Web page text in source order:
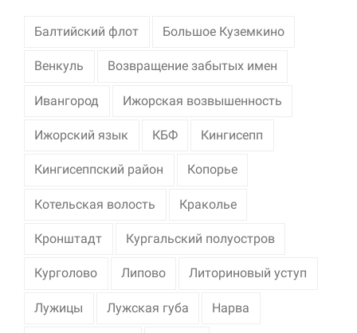
Балтийский флот Большое Куземкино
Венкуль Возвращение забытых имен
Ивангород Ижорская возвышенность
Ижорский язык КБФ Кингисепп
Кингисеппский район Копорье
Котельская волость Краколье
Кронштадт Кургальский полуостров
Курголово Липово Литориновый уступ
Лужицы Лужская губа Нарва